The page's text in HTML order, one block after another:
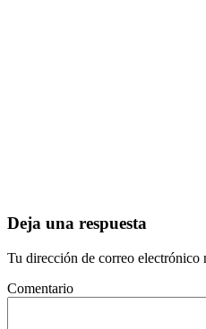
Deja una respuesta
Tu dirección de correo electrónico
Comentario